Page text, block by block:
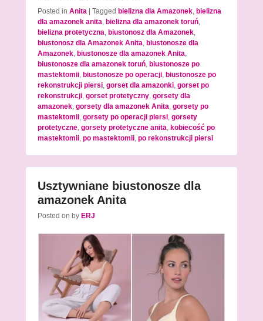
Posted in Anita Tagged bielizna dla Amazonek, bielizna
dla amazonek anita, bielizna dla amazonek toruń,
bielizna protetyczna, biustonosz dla Amazonek,
biustonosz dla Amazonek Anita, biustonosze dla
Amazonek, biustonosze dla amazonek Anita,
biustonosze dla amazonek toruń, biustonosze po
mastektomii, biustonosze po operacji, biustonosze po
rekonstrukcji piersi, gorset dla amazonki, gorset po
rekonstrukcji, gorset protetyczny, gorsety dla
amazonek, gorsety dla amazonek Anita, gorsety po
mastektomii, gorsety po operacji piersi, gorsety
protetyczne, gorsety protetyczne anita, kobiecość po
mastektomii, po mastektomii, po rekonstrukcji piersi
Usztywniane biustonosze dla
amazonek Anita
Posted on by ERJ